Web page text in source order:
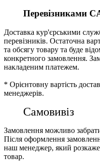
Перевізниками
Доставка кур'єрськими
перевізників. Остаточна
та обсягу товару та буде
конкретного замовлення.
накладеним платежем.
* Орієнтовну вартість
менеджерів.
Самовивіз
Замовлення можливо
Після оформлення
наш менеджер, який
товар.